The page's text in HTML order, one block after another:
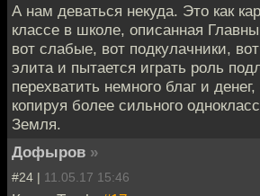
А нам деваться некуда. Это как
классе в школе, описанная
вот слабые, вот подкулачники,
элита и пытается играть роль
перехватить немного благ и
копируя более сильного
Земля.
Дофыров »
#24 | 11.05.17 15:46